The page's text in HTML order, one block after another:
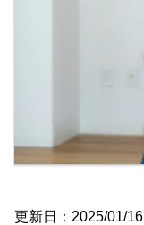
更新日：2025/01/16